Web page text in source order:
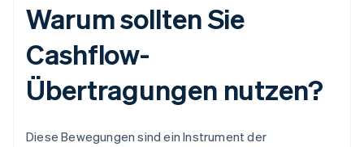
Warum sollten Sie
Cashflow-
Übertragungen nutzen?
Diese Bewegungen sind ein Instrument der